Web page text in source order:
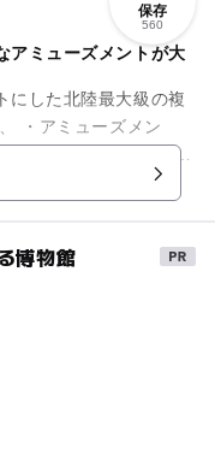
保存
560
アミューズメントが大
にした北陸最大級の複
・アミューズメン
も家族館） ・ホテ
博物館